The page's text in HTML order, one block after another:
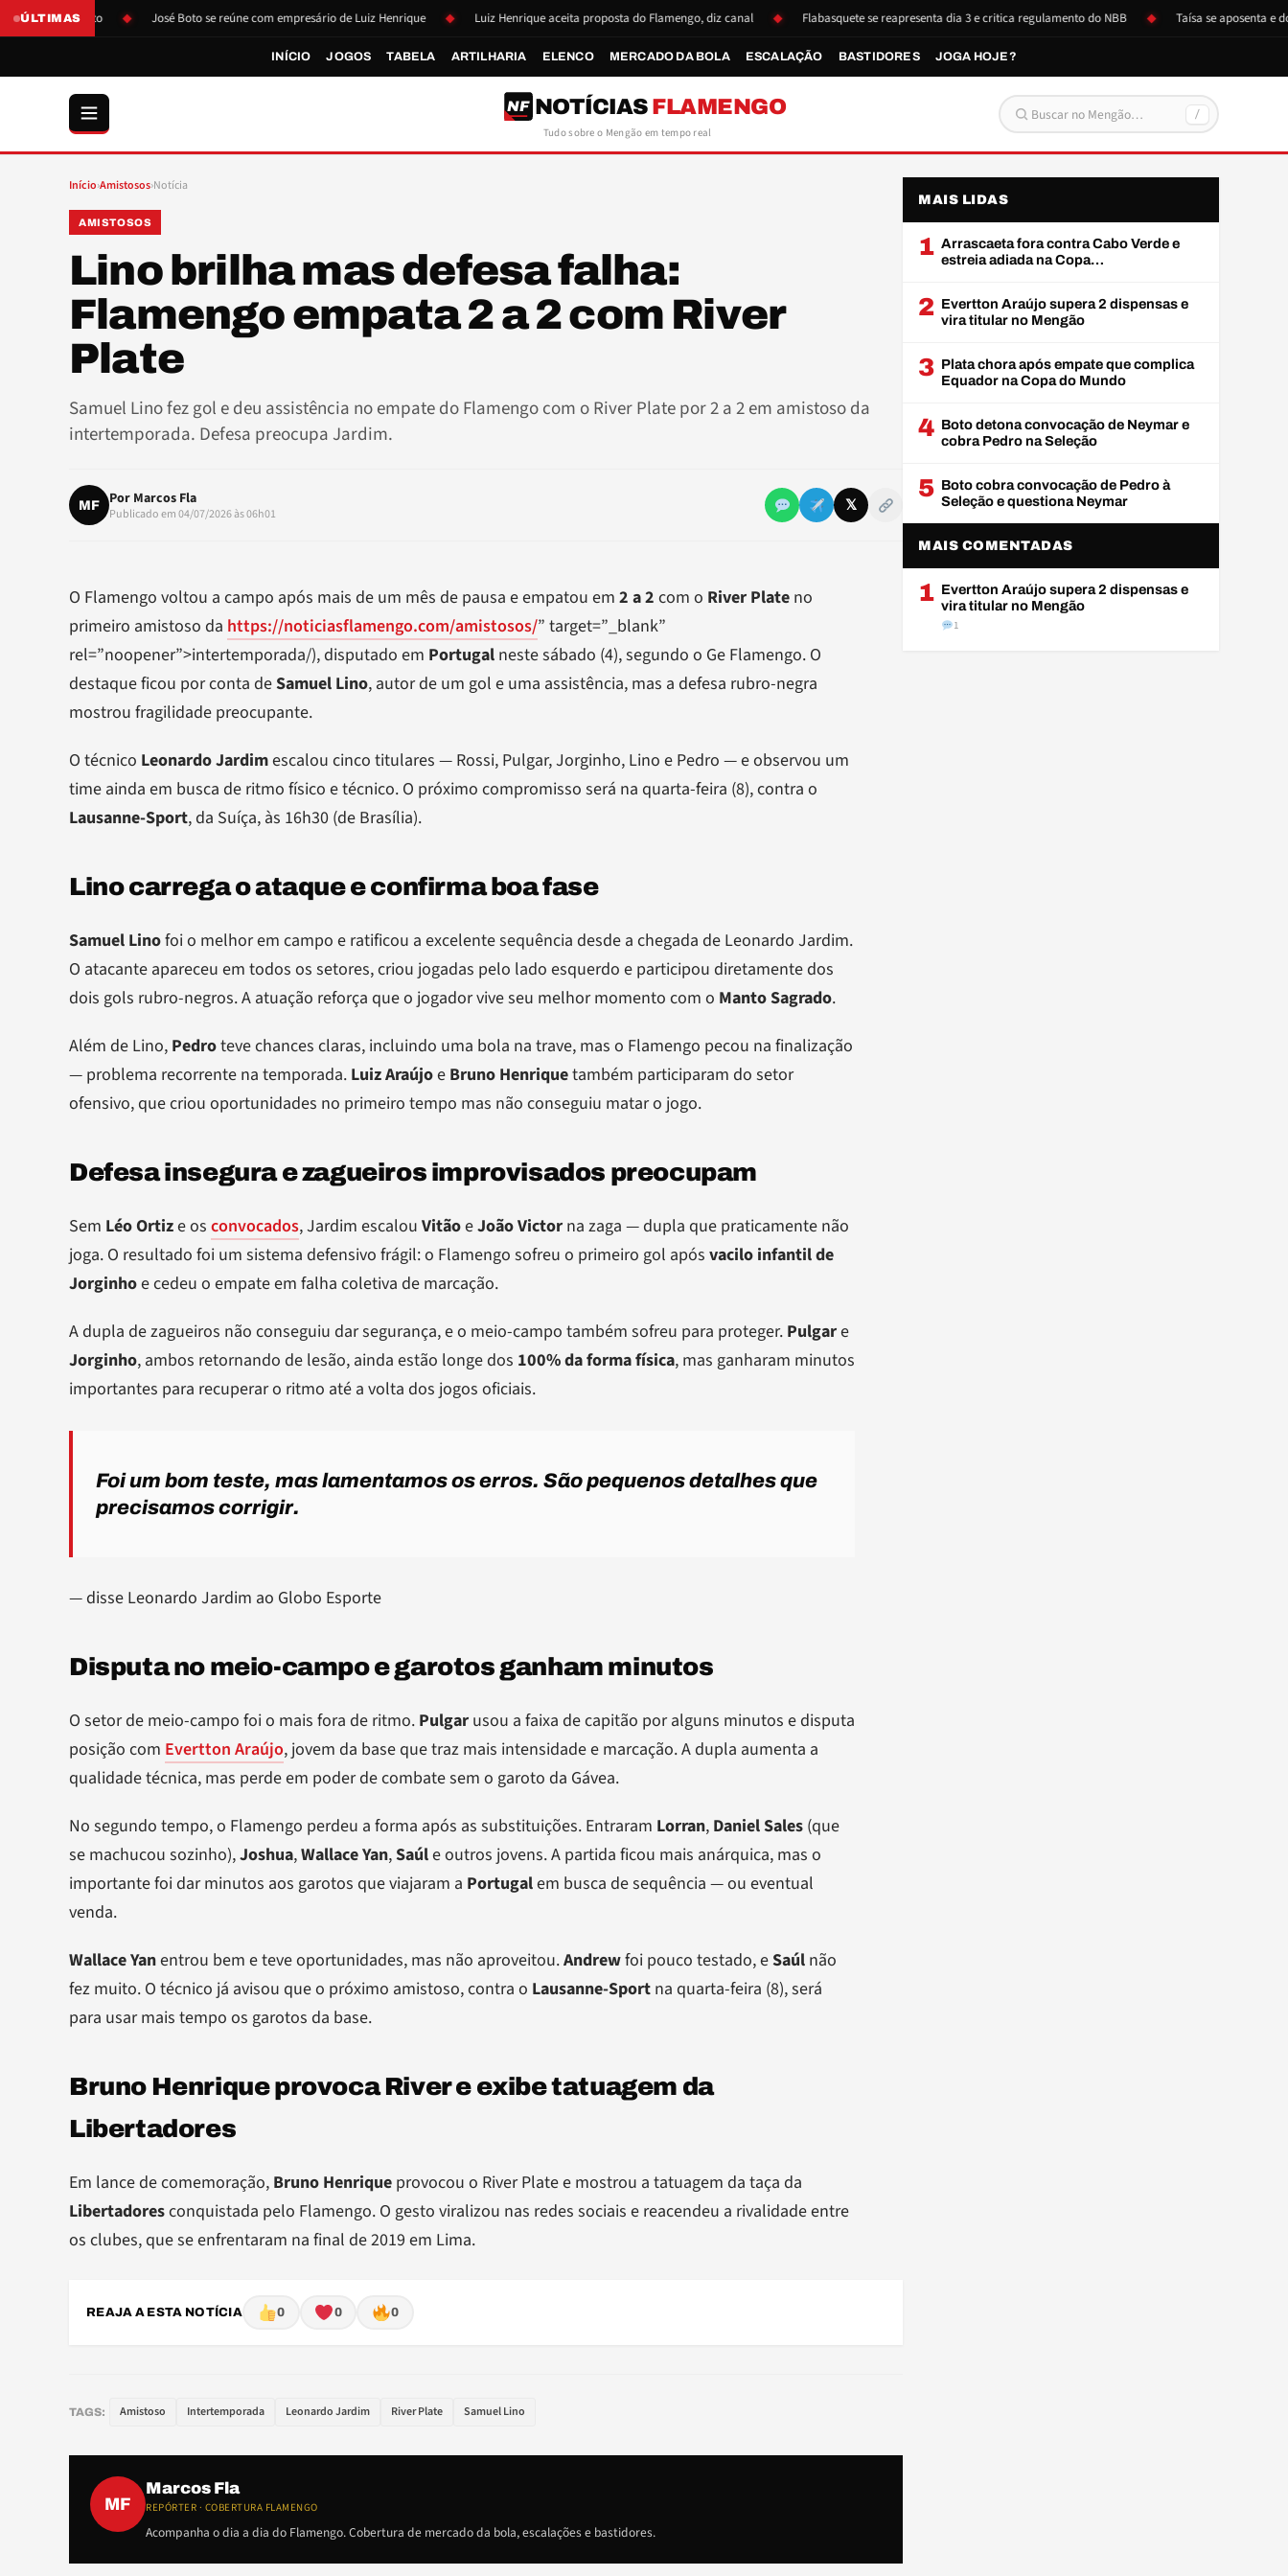
ÚLTIMAS
de Boto José Boto se reúne com empresário de Luiz Henrique Luiz Henrique aceita proposta do Flamengo, diz canal Flabasquete se reapresenta dia 3 e critica regulamento do NBB Taísa se aposenta e doa itens
INÍCIO JOGOS TABELA ARTILHARIA ELENCO MERCADO DA BOLA ESCALAÇÃO BASTIDORES JOGA HOJE?
NF NOTÍCIAS FLAMENGO
Tudo sobre o Mengão em tempo real Buscar por: /
Início›Amistosos›Notícia
AMISTOSOS
Lino brilha mas defesa falha:
Flamengo empata 2 a 2 com River
Plate
Samuel Lino fez gol e deu assistência no empate do Flamengo com o River Plate por 2 a 2 em amistoso da
intertemporada. Defesa preocupa Jardim.
MF Por Marcos Fla
Publicado em 04/07/2026 às 06h01
𝕏
O Flamengo voltou a campo após mais de um mês de pausa e empatou em 2 a 2 com o River Plate no
primeiro amistoso da https://noticiasflamengo.com/amistosos/” target=”_blank”
rel=”noopener”>intertemporada/), disputado em Portugal neste sábado (4), segundo o Ge Flamengo. O
destaque ficou por conta deSamuel Lino, autor de um gol e uma assistência, mas a defesa rubro-negra
mostrou fragilidade preocupante.
O técnico Leonardo Jardimescalou cinco titulares — Rossi, Pulgar, Jorginho, Lino e Pedro — e observou um
time ainda em busca de ritmo físico e técnico. O próximo compromisso será na quarta-feira (8), contra o
Lausanne-Sport, da Suíça, às 16h30 (de Brasília).
Lino carrega o ataque e confirma boa fase
Samuel Linofoi o melhor em campo e ratificou a excelente sequência desde a chegada de Leonardo Jardim.
O atacante apareceu em todos os setores, criou jogadas pelo lado esquerdo e participou diretamente dos
dois gols rubro-negros. A atuação reforça que o jogador vive seu melhor momento com o Manto Sagrado.
Além de Lino, Pedroteve chances claras, incluindo uma bola na trave, mas o Flamengo pecou na finalização
— problema recorrente na temporada. Luiz Araújoe Bruno Henriquetambém participaram do setor
ofensivo, que criou oportunidades no primeiro tempo mas não conseguiu matar o jogo.
Defesa insegura e zagueiros improvisados preocupam
Sem Léo Ortize os convocados, Jardim escalou VitãoeJoão Victor na zaga — dupla que praticamente não
joga. O resultado foi um sistema defensivo frágil: o Flamengo sofreu o primeiro gol após vacilo infantil de
Jorginhoe cedeu o empate em falha coletiva de marcação.
A dupla de zagueiros não conseguiu dar segurança, e o meio-campo também sofreu para proteger. Pulgare
Jorginho, ambos retornando de lesão, ainda estão longe dos 100% da forma física, mas ganharam minutos
importantes para recuperar o ritmo até a volta dos jogos oficiais.
Foi um bom teste, mas lamentamos os erros. São pequenos detalhes que
precisamos corrigir.
— disse Leonardo Jardim ao Globo Esporte
Disputa no meio-campo e garotos ganham minutos
O setor de meio-campo foi o mais fora de ritmo. Pulgar usou a faixa de capitão por alguns minutos e disputa
posição com Evertton Araújo, jovem da base que traz mais intensidade e marcação. A dupla aumenta a
qualidade técnica, mas perde em poder de combate sem o garoto da Gávea.
No segundo tempo, o Flamengo perdeu a forma após as substituições. Entraram Lorran, Daniel Sales (que
se machucou sozinho),Joshua,Wallace Yan,Saúle outros jovens. A partida ficou mais anárquica, mas o
importante foi dar minutos aos garotos que viajaram a Portugalem busca de sequência — ou eventual
venda.
Wallace Yanentrou bem e teve oportunidades, mas não aproveitou.Andrewfoi pouco testado, eSaúl não
fez muito. O técnico já avisou que o próximo amistoso, contra o Lausanne-Sport na quarta-feira (8), será
para usar mais tempo os garotos da base.
Bruno Henrique provoca River e exibe tatuagem da
Libertadores
Em lance de comemoração, Bruno Henrique provocou o River Plate e mostrou a tatuagem da taça da
Libertadoresconquistada pelo Flamengo. O gesto viralizou nas redes sociais e reacendeu a rivalidade entre
os clubes, que se enfrentaram na final de 2019 em Lima.
REAJA A ESTA NOTÍCIA 0 0 0
TAGS: Amistoso Intertemporada Leonardo Jardim River Plate Samuel Lino
MF
Marcos Fla
REPÓRTER · COBERTURA FLAMENGO
Acompanha o dia a dia do Flamengo. Cobertura de mercado da bola, escalações e bastidores.
MAIS LIDAS
1 Arrascaeta fora contra Cabo Verde e
estreia adiada na Copa…
2 Evertton Araújo supera 2 dispensas e
vira titular no Mengão
3 Plata chora após empate que complica
Equador na Copa do Mundo
4 Boto detona convocação de Neymar e
cobra Pedro na Seleção
5 Boto cobra convocação de Pedro à
Seleção e questiona Neymar
MAIS COMENTADAS
1 Evertton Araújo supera 2 dispensas e
vira titular no Mengão
1